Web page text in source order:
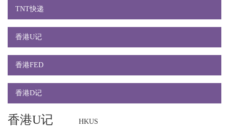
TNT快递
香港U记
香港FED
香港D记
香港U记 HKUS